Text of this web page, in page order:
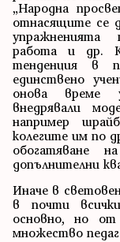
„Народна
отнасящите се
упражненията
работа и др.
тенденция в
единствено
онова време
внедрявали
например
колегите им по
обогатяване
допълнителни
Иначе в
в почти
основно, но
множество